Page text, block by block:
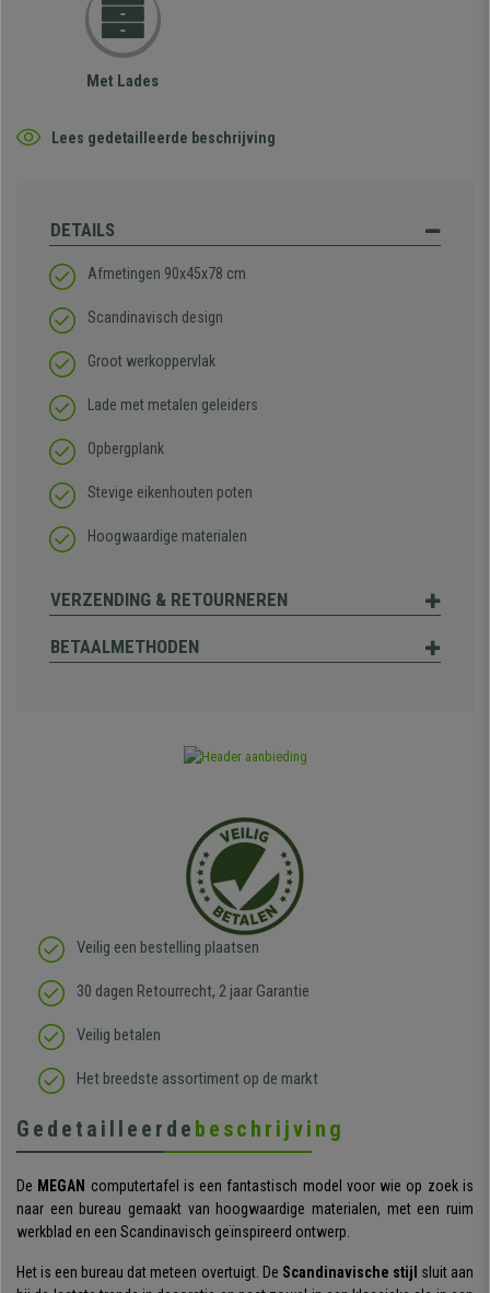
Met Lades
Lees gedetailleerde beschrijving
DETAILS
Afmetingen 90x45x78 cm
Scandinavisch design
Groot werkoppervlak
Lade met metalen geleiders
Opbergplank
Stevige eikenhouten poten
Hoogwaardige materialen
VERZENDING & RETOURNEREN
BETAALMETHODEN
Veilig een bestelling plaatsen
30 dagen Retourrecht, 2 jaar Garantie
Veilig betalen
Het breedste assortiment op de markt
Gedetailleerde beschrijving
De MEGAN computertafel is een fantastisch model voor wie op zoek is
naar een bureau gemaakt van hoogwaardige materialen, met een ruim
werkblad en een Scandinavisch geïnspireerd ontwerp.
Het is een bureau dat meteen overtuigt. De Scandinavische stijl sluit aan